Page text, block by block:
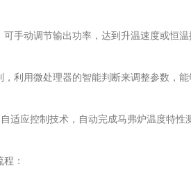
动调节输出功率，达到升温速度或恒温
用微处理器的智能判断来调整参数，能
应控制技术，自动完成马弗炉温度特性
：